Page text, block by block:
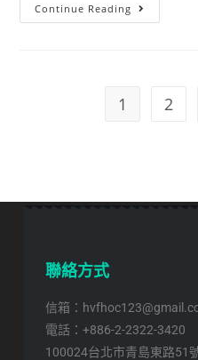
Continue Reading
1 2
聯絡方式
信箱：
電話：+886-2-2322-3420
100024台北市青島東路51